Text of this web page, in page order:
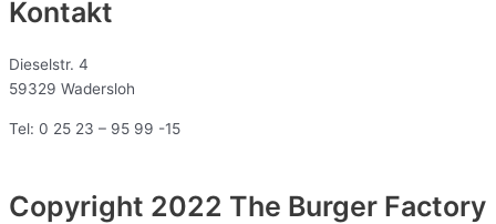
Kontakt
Dieselstr. 4
59329 Wadersloh
Tel: 0 25 23 – 95 99 -15
Copyright 2022 The Burger Factory